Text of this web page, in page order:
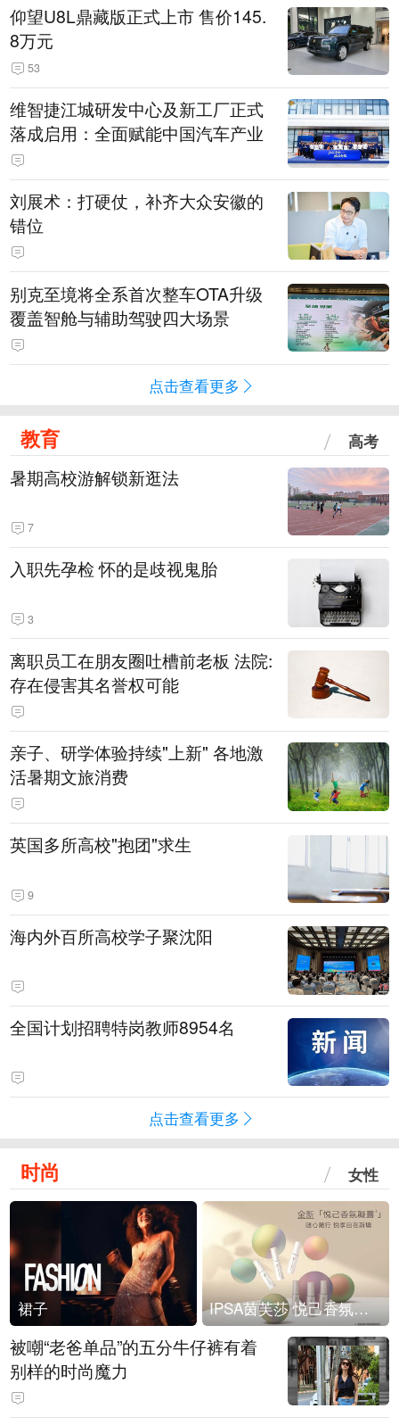
仰望U8L鼎藏版正式上市 售价145.
8万元
53
维智捷江城研发中心及新工厂正式
落成启用：全面赋能中国汽车产业
刘展术：打硬仗，补齐大众安徽的
错位
别克至境将全系首次整车OTA升级
覆盖智舱与辅助驾驶四大场景
点击查看更多
教育 高考
暑期高校游解锁新逛法
7
入职先孕检 怀的是歧视鬼胎
3
离职员工在朋友圈吐槽前老板 法院:
存在侵害其名誉权可能
亲子、研学体验持续"上新" 各地激
活暑期文旅消费
英国多所高校"抱团"求生
9
海内外百所高校学子聚沈阳
全国计划招聘特岗教师8954名
点击查看更多
时尚 女性
裙子 IPSA茵芙莎 悦己香氛凝露上市
被嘲“老爸单品”的五分牛仔裤有着
别样的时尚魔力